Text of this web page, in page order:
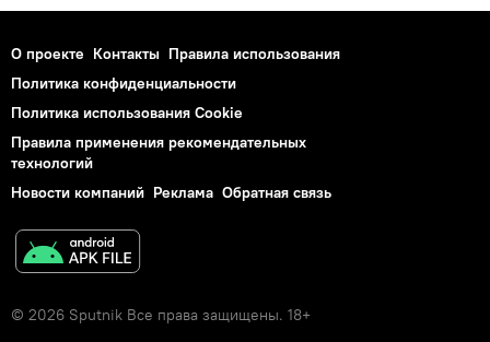
О проекте Контакты Правила использования
Политика конфиденциальности
Политика использования Cookie
Правила применения рекомендательных
технологий
Новости компаний Реклама Обратная связь
© 2026 Sputnik Все права защищены. 18+